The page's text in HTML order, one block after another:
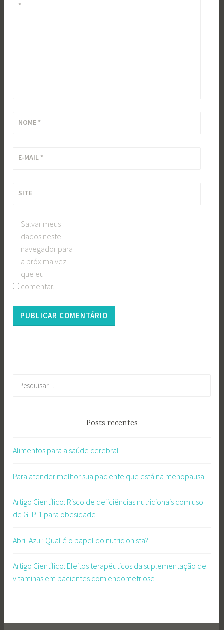
*
NOME *
E-MAIL *
SITE
Salvar meus
dados neste
navegador para
a próxima vez
que eu
comentar.
Posts recentes
Alimentos para a saúde cerebral
Para atender melhor sua paciente que está na menopausa
Artigo Científico: Risco de deficiências nutricionais com uso
de GLP-1 para obesidade
Abril Azul: Qual é o papel do nutricionista?
Artigo Científico: Efeitos terapêuticos da suplementação de
vitaminas em pacientes com endometriose